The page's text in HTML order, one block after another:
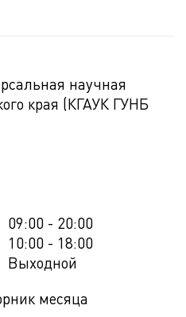
научная
края (КГАУК ГУНБ
09:00 - 20:00
10:00 - 18:00
Выходной
месяца